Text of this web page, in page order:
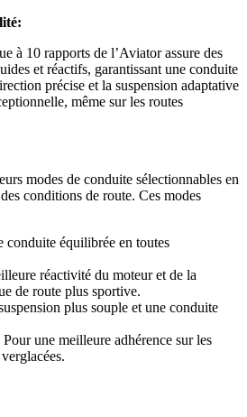
à 10 rapports de l’Aviator assure des
et réactifs, garantissant une conduite
précise et la suspension adaptative
même sur les routes
modes de conduite sélectionnables en
conditions de route. Ces modes
conduite équilibrée en toutes
réactivité du moteur et de la
de route plus sportive.
plus souple et une conduite
Pour une meilleure adhérence sur les